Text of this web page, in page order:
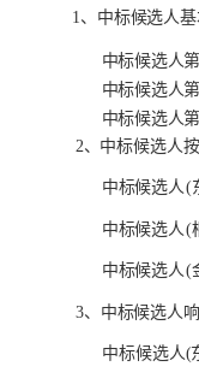
1、中标候选人基
中标候选人第
中标候选人第
中标候选人第
2、中标候选人
中标候选人(
中标候选人 (
中标候选人(
3、中标候选人
中标候选人(